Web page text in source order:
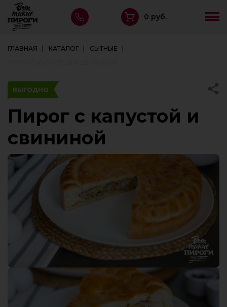
0 руб.
ГЛАВНАЯ КАТАЛОГ
СЫТНЫЕ
ВЫГОДНО
Пирог с капустой и
свининой